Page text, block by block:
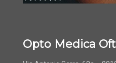
Opto Medica